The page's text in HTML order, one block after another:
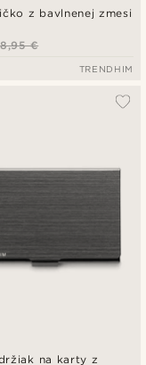
z bavlnenej zmesi
8,95 €
TRENDHIM
na karty z